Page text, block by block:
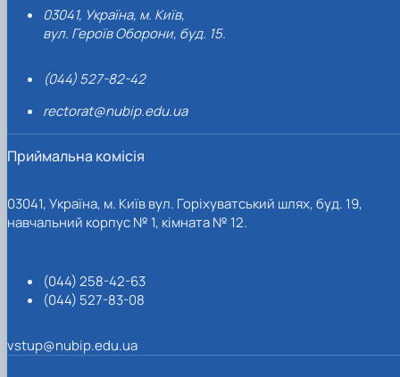
03041, Україна, м. Київ,
вул. Героїв Оборони, буд. 15.
(044) 527-82-42
rectorat@nubip.edu.ua
Приймальна комісія
03041, Україна, м. Київ вул. Горіхуватський шлях, буд. 19,
навчальний корпус № 1, кімната № 12.
(044) 258-42-63
(044) 527-83-08
vstup@nubip.edu.ua